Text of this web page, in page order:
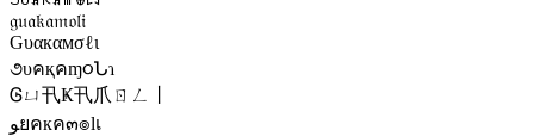
𝔤𝔲𝔞𝔨𝔞𝔪𝔬𝔩𝔦
Gυαкαмσℓι
૭υคқคɱ૦Նɿ
Ꮆㄩ卂Ҝ卂爪ㄖㄥ丨
ﻮยคкค๓๏lเ